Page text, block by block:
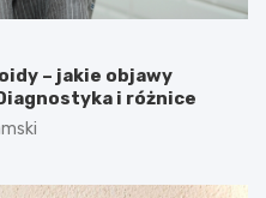
– jakie objawy
i różnice